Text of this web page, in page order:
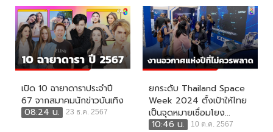
เปิด 10 ฉายาดาราประจำปี
67 จากสมาคมนักข่าวบันเทิง
08:24 น.
23 ธ.ค. 2567
ยกระดับ Thailand Space
Week 2024 ตั้งเป้าให้ไทย
เป็นจุดหมายเชื่อมโยง...
10:46 น.
10 ต.ค. 2567